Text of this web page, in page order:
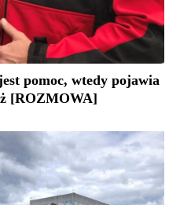
pomoc, wtedy pojawia
[ROZMOWA]